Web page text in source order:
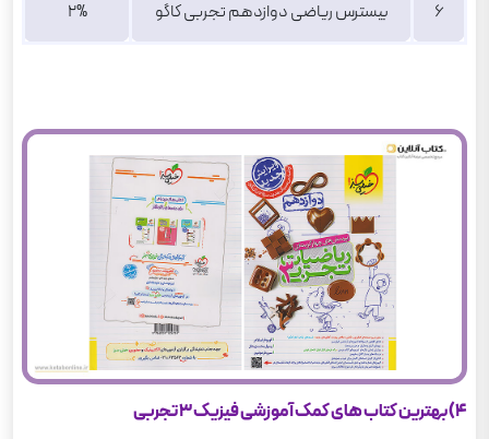
6 بیسترس ریاضی دوازدهم تجربی کاگو 2%
4) بهترین کتاب های کمک آموزشی فیزیک 3 تجربی